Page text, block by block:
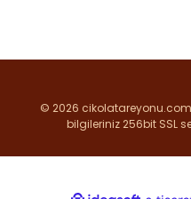
© 2026 cikolatareyonu.com
bilgileriniz 256bit SSL